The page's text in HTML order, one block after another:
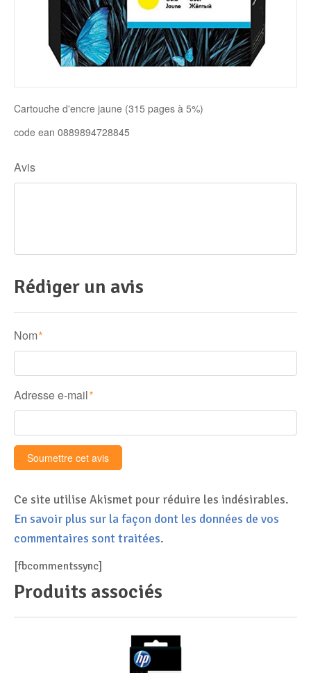
Disque SSD
Cartouche d'encre jaune (315 pages à 5%)
code ean 0889894728845
Avis
Rédiger un avis
Nom *
Adresse e-mail *
Ce site utilise Akismet pour réduire les indésirables.
En savoir plus sur la façon dont les données de vos
commentaires sont traitées.
[fbcommentssync]
Produits associés